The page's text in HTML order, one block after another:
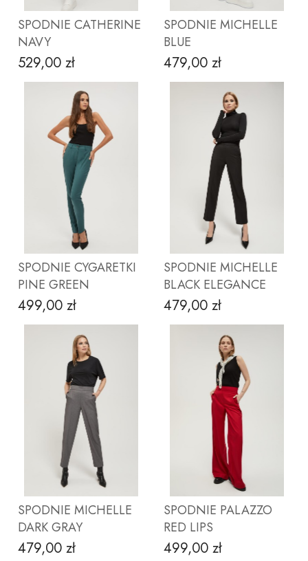
SPODNIE CATHERINE
NAVY
Cena
529,00 zł
ZOBACZ PRODUKT
SPODNIE MICHELLE
BLUE
Cena
479,00 zł
ZOBACZ PRODUKT
SPODNIE CYGARETKI
PINE GREEN
Cena
499,00 zł
ZOBACZ PRODUKT
SPODNIE MICHELLE
BLACK ELEGANCE
Cena
479,00 zł
ZOBACZ PRODUKT
SPODNIE MICHELLE
DARK GRAY
Cena
479,00 zł
SPODNIE PALAZZO
RED LIPS
Cena
499,00 zł